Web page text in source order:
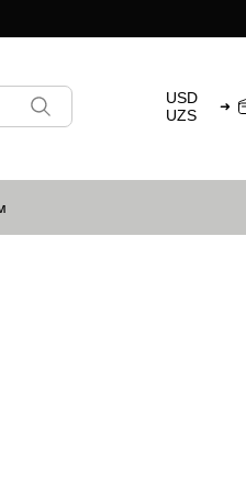
USD
UZS
➜